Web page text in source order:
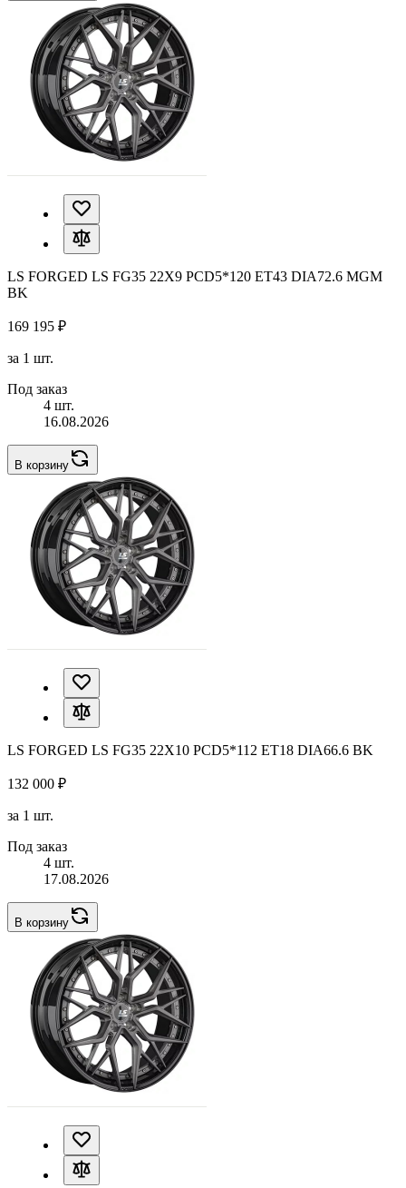
LS FORGED LS FG35 22X9 PCD5*120 ET43 DIA72.6 MGM
BK
169 195 ₽
за 1 шт.
Под заказ
4 шт.
16.08.2026
В корзину
LS FORGED LS FG35 22X10 PCD5*112 ET18 DIA66.6 BK
132 000 ₽
за 1 шт.
Под заказ
4 шт.
17.08.2026
В корзину